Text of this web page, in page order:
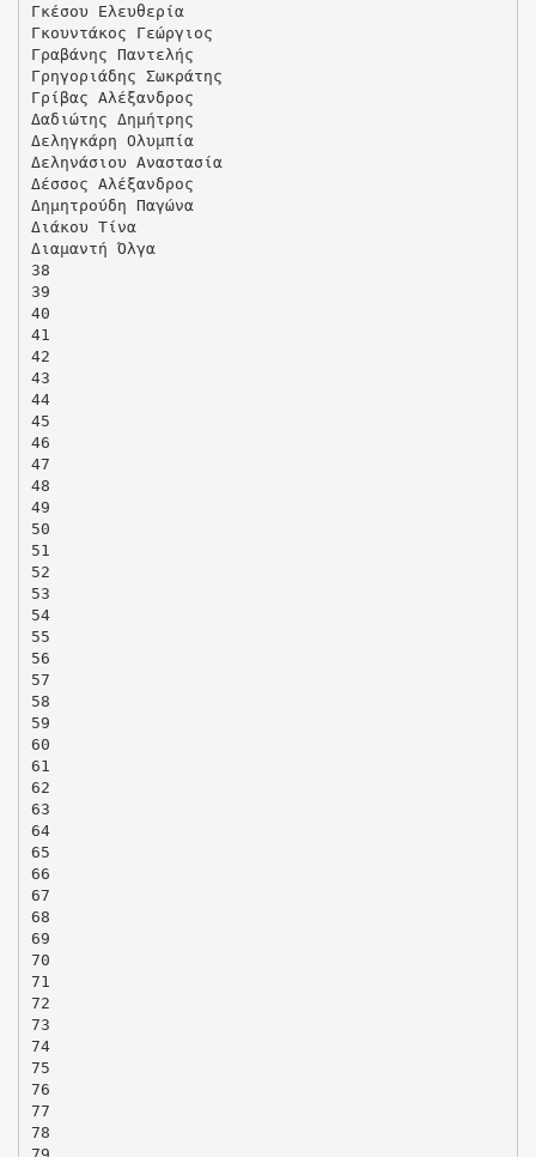
Γκέσου Ελευθερία
Γκουντάκος Γεώργιος
Γραβάνης Παντελής
Γρηγοριάδης Σωκράτης
Γρίβας Αλέξανδρος
Δαδιώτης Δημήτρης
Δεληγκάρη Ολυμπία
Δεληνάσιου Αναστασία
Δέσσος Αλέξανδρος
Δημητρούδη Παγώνα
Διάκου Τίνα
Διαμαντή Όλγα
38
39
40
41
42
43
44
45
46
47
48
49
50
51
52
53
54
55
56
57
58
59
60
61
62
63
64
65
66
67
68
69
70
71
72
73
74
75
76
77
78
79